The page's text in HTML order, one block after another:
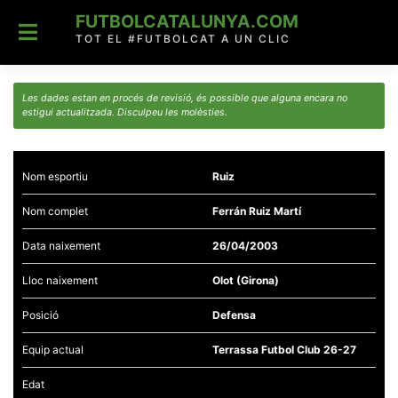
content
FUTBOLCATALUNYA.COM
TOT EL #FUTBOLCAT A UN CLIC
Les dades estan en procés de revisió, és possible que alguna encara no
estigui actualitzada. Disculpeu les molèsties.
Nom esportiu Ruiz
Nom complet Ferrán Ruiz Martí
Data naixement 26/04/2003
Lloc naixement Olot (Girona)
Posició Defensa
Equip actual Terrassa Futbol Club 26-27
Edat